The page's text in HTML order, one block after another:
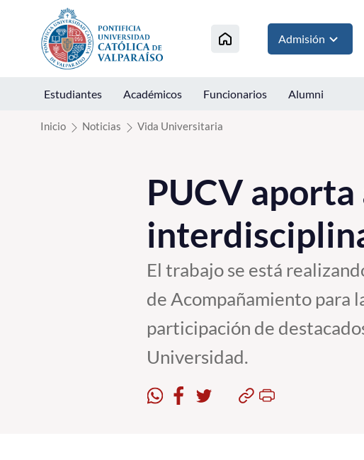
Click acá para ir directamente al contenido
Admisión
Estudiantes Académicos Funcionarios Alumni
Inicio Noticias Vida Universitaria
PUCV aporta
El trabajo se está
de Acompañamiento para
participación de
Universidad.